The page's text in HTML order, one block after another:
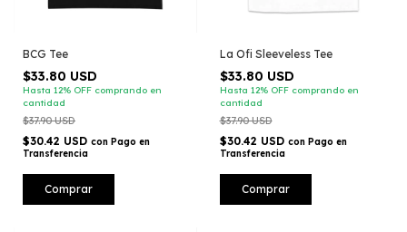
BCG Tee
$33.80 USD
Hasta 12% OFF comprando en
cantidad
$37.90 USD
$30.42 USD con Pago en
Transferencia
Comprar
La Ofi Sleeveless Tee
$33.80 USD
Hasta 12% OFF comprando en
cantidad
$37.90 USD
$30.42 USD con Pago en
Transferencia
Comprar